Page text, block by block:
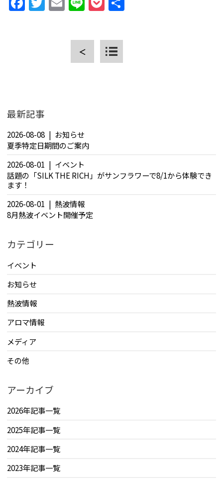
＜
最新記事
2026-08-08
お知らせ
夏季特定日期間のご案内
2026-08-01
イベント
話題の「SILK THE RICH」がサンフラワーで8/1から体験でき
ます！
2026-08-01
熱波情報
8月熱波イベント開催予定
カテゴリー
イベント
お知らせ
熱波情報
アロマ情報
メディア
その他
アーカイブ
2026年記事一覧
2025年記事一覧
2024年記事一覧
2023年記事一覧